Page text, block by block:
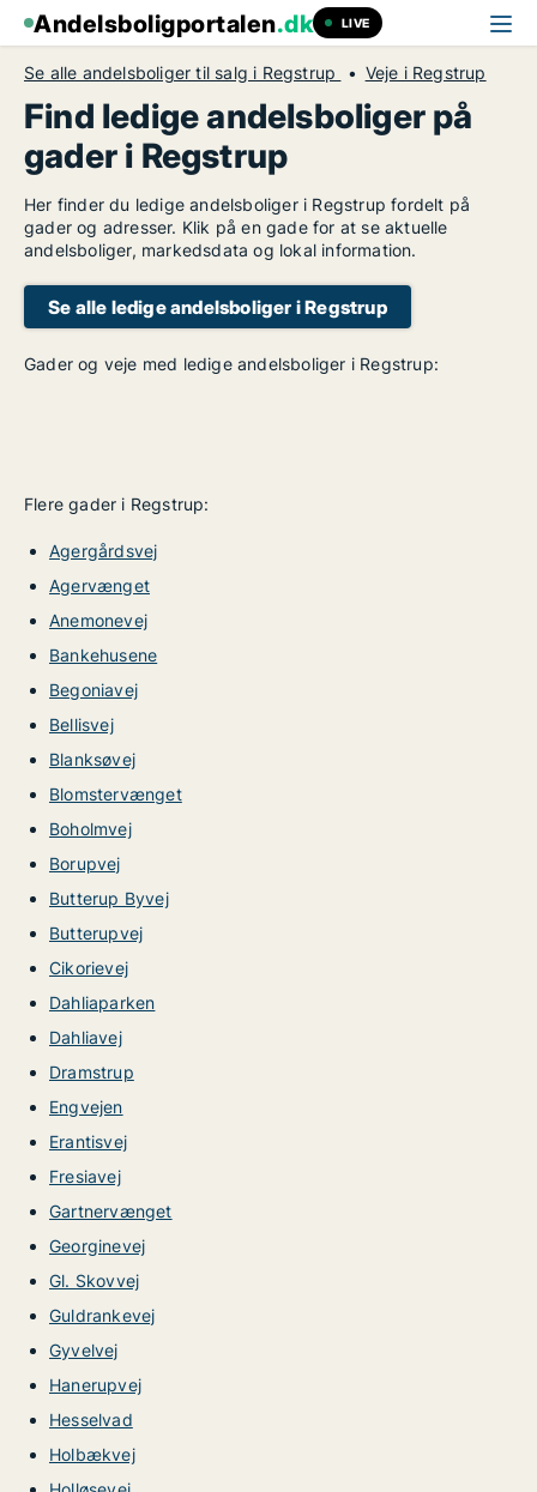
Andelsboligportalen.dk LIVE
Se alle andelsboliger til salg i Regstrup Veje i Regstrup
Find ledige andelsboliger på
gader i Regstrup
Her finder du ledige andelsboliger i Regstrup fordelt på
gader og adresser. Klik på en gade for at se aktuelle
andelsboliger, markedsdata og lokal information.
Se alle ledige andelsboliger i Regstrup
Gader og veje med ledige andelsboliger i Regstrup:
Flere gader i Regstrup:
Agergårdsvej
Agervænget
Anemonevej
Bankehusene
Begoniavej
Bellisvej
Blanksøvej
Blomstervænget
Boholmvej
Borupvej
Butterup Byvej
Butterupvej
Cikorievej
Dahliaparken
Dahliavej
Dramstrup
Engvejen
Erantisvej
Fresiavej
Gartnervænget
Georginevej
Gl. Skovvej
Guldrankevej
Gyvelvej
Hanerupvej
Hesselvad
Holbækvej